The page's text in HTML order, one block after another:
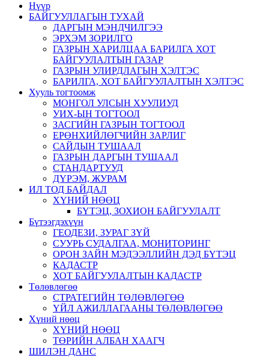
Нүүр
БАЙГУУЛЛАГЫН ТУХАЙ
ДАРГЫН МЭНДЧИЛГЭЭ
ЭРХЭМ ЗОРИЛГО
ГАЗРЫН ХАРИЛЦАА БАРИЛГА ХОТ
БАЙГУУЛАЛТЫН ГАЗАР
ГАЗРЫН УЛИРДЛАГЫН ХЭЛТЭС
БАРИЛГА, ХОТ БАЙГУУЛАЛТЫН ХЭЛТЭС
Хууль тогтоомж
МОНГОЛ УЛСЫН ХУУЛИУД
УИХ-ЫН ТОГТООЛ
ЗАСГИЙН ГАЗРЫН ТОГТООЛ
ЕРӨНХИЙЛӨГЧИЙН ЗАРЛИГ
САЙДЫН ТУШААЛ
ГАЗРЫН ДАРГЫН ТУШААЛ
СТАНДАРТУУД
ДҮРЭМ, ЖУРАМ
ИЛ ТОД БАЙДАЛ
ХҮНИЙ НӨӨЦ
БҮТЭЦ, ЗОХИОН БАЙГУУЛАЛТ
Бүтээгдэхүүн
ГЕОДЕЗИ, ЗУРАГ ЗҮЙ
СУУРЬ СУДАЛГАА, МОНИТОРИНГ
ОРОН ЗАЙН МЭДЭЭЛЛИЙН ДЭД БҮТЭЦ
КАДАСТР
ХОТ БАЙГУУЛАЛТЫН КАДАСТР
Төлөвлөгөө
СТРАТЕГИЙН ТӨЛӨВЛӨГӨӨ
ҮЙЛ АЖИЛЛАГААНЫ ТӨЛӨВЛӨГӨӨ
Хүний нөөц
ХҮНИЙ НӨӨЦ
ТӨРИЙН АЛБАН ХААГЧ
ШИЛЭН ДАНС